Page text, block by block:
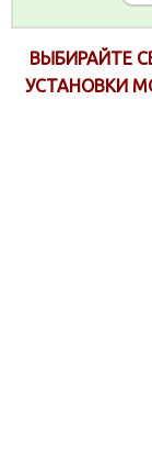
ВЫБИРАЙТЕ
УСТАНОВКИ